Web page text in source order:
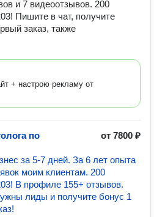
и 7 видеоотзывов. 200
Пишите в чат, получите
заказ, также
+ настрою рекламу от
по
от 7800 ₽
за 5-7 дней. За 6 лет опыта
моим клиентам. 200
В профиле 155+ отзывов.
лиды и получите бонус 1